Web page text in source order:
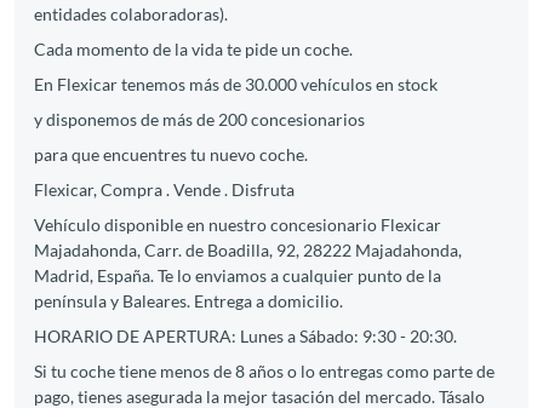
entidades colaboradoras).
Cada momento de la vida te pide un coche.
En Flexicar tenemos más de 30.000 vehículos en stock
y disponemos de más de 200 concesionarios
para que encuentres tu nuevo coche.
Flexicar, Compra . Vende . Disfruta
Vehículo disponible en nuestro concesionario Flexicar
Majadahonda, Carr. de Boadilla, 92, 28222 Majadahonda,
Madrid, España. Te lo enviamos a cualquier punto de la
península y Baleares. Entrega a domicilio.
HORARIO DE APERTURA: Lunes a Sábado: 9:30 - 20:30.
Si tu coche tiene menos de 8 años o lo entregas como parte de
pago, tienes asegurada la mejor tasación del mercado. Tásalo